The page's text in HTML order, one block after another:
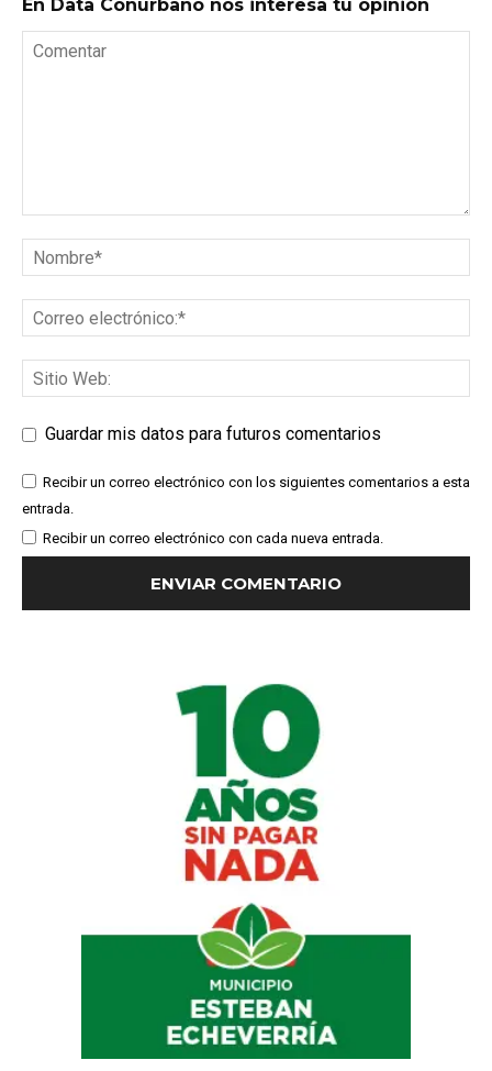
En Data Conurbano nos interesa tu opinión
Guardar mis datos para futuros comentarios
Recibir un correo electrónico con los siguientes comentarios a esta
entrada.
Recibir un correo electrónico con cada nueva entrada.